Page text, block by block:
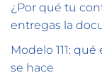
¿Por qué tu
entregas la
Modelo 111:
se hace